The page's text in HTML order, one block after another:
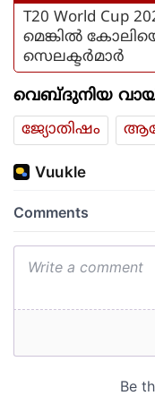
T20 World Cup
മെങ്കില്‍
സെലക്ടര്‍മാര്‍
വെബ്ദുനിയ
ജ്യോതിഷം